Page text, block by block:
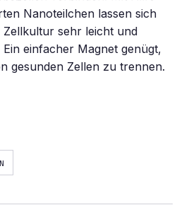
Nanoteilchen lassen sich
sehr leicht und
einfacher Magnet genügt,
gesunden Zellen zu trennen.